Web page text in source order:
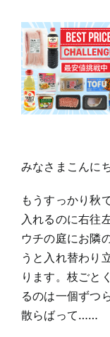
ぶ
Jazz
Cafe
と
芝
生
格
付
て
ま
食
い
倒
れ？
みなさまこんに
もうすっかり秋
入れるのに右往
ウチの庭にお隣
うと入れ替わり
ります。枝ごと
るのは一個ずつ
散らばって……